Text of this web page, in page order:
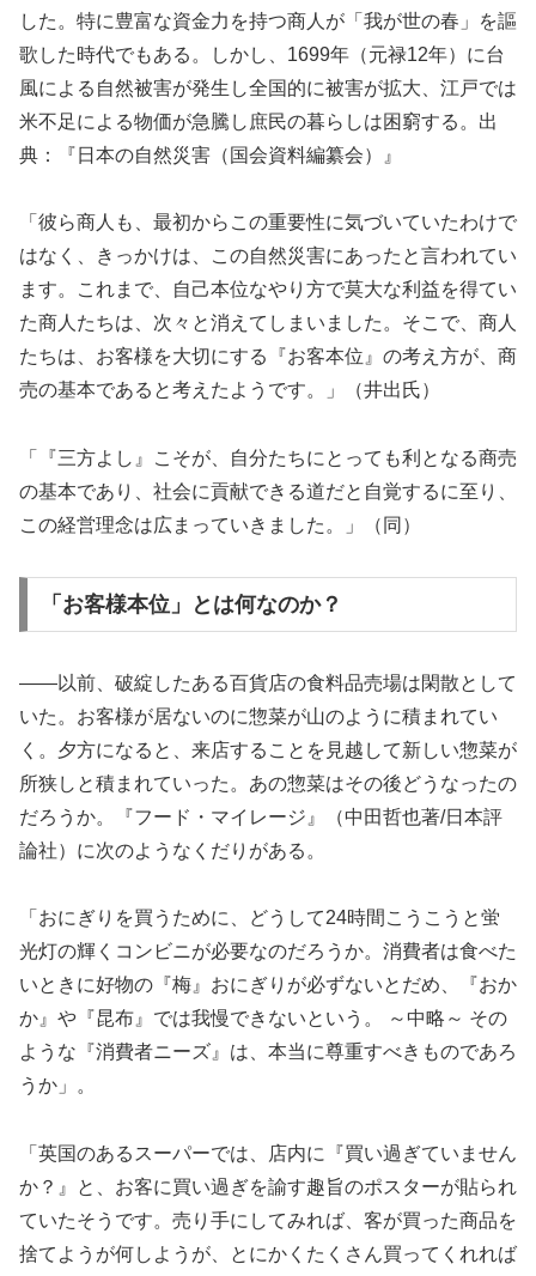
した。特に豊富な資金力を持つ商人が「我が世の春」を謳
歌した時代でもある。しかし、1699年（元禄12年）に台
風による自然被害が発生し全国的に被害が拡大、江戸では
米不足による物価が急騰し庶民の暮らしは困窮する。出
典：『日本の自然災害（国会資料編纂会）』
「彼ら商人も、最初からこの重要性に気づいていたわけで
はなく、きっかけは、この自然災害にあったと言われてい
ます。これまで、自己本位なやり方で莫大な利益を得てい
た商人たちは、次々と消えてしまいました。そこで、商人
たちは、お客様を大切にする『お客本位』の考え方が、商
売の基本であると考えたようです。」（井出氏）
「『三方よし』こそが、自分たちにとっても利となる商売
の基本であり、社会に貢献できる道だと自覚するに至り、
この経営理念は広まっていきました。」（同）
「お客様本位」とは何なのか？
――以前、破綻したある百貨店の食料品売場は閑散として
いた。お客様が居ないのに惣菜が山のように積まれてい
く。夕方になると、来店することを見越して新しい惣菜が
所狭しと積まれていった。あの惣菜はその後どうなったの
だろうか。『フード・マイレージ』（中田哲也著/日本評
論社）に次のようなくだりがある。
「おにぎりを買うために、どうして24時間こうこうと蛍
光灯の輝くコンビニが必要なのだろうか。消費者は食べた
いときに好物の『梅』おにぎりが必ずないとだめ、『おか
か』や『昆布』では我慢できないという。 ～中略～ その
ような『消費者ニーズ』は、本当に尊重すべきものであろ
うか」。
「英国のあるスーパーでは、店内に『買い過ぎていません
か？』と、お客に買い過ぎを諭す趣旨のポスターが貼られ
ていたそうです。売り手にしてみれば、客が買った商品を
捨てようが何しようが、とにかくたくさん買ってくれれば